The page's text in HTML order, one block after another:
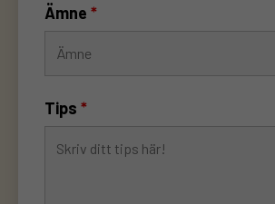
Ämne *
Tips *